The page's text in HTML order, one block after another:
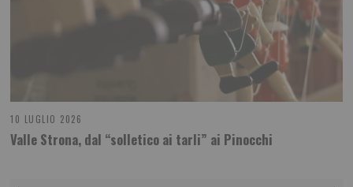
10 LUGLIO 2026
Valle Strona, dal “solletico ai tarli” ai Pinocchi